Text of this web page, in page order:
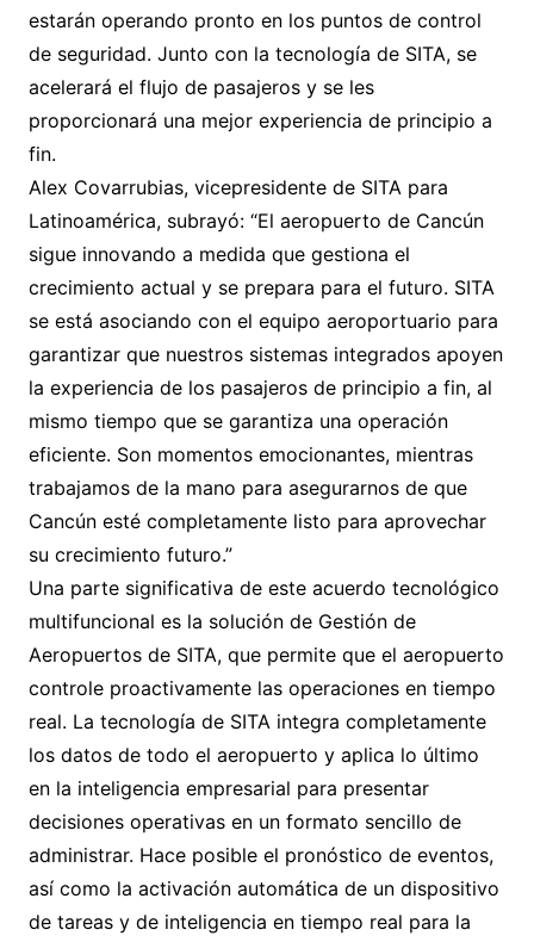
estarán operando pronto en los puntos de control
de seguridad. Junto con la tecnología de SITA, se
acelerará el flujo de pasajeros y se les
proporcionará una mejor experiencia de principio a
fin.
Alex Covarrubias, vicepresidente de SITA para
Latinoamérica, subrayó: “El aeropuerto de Cancún
sigue innovando a medida que gestiona el
crecimiento actual y se prepara para el futuro. SITA
se está asociando con el equipo aeroportuario para
garantizar que nuestros sistemas integrados apoyen
la experiencia de los pasajeros de principio a fin, al
mismo tiempo que se garantiza una operación
eficiente. Son momentos emocionantes, mientras
trabajamos de la mano para asegurarnos de que
Cancún esté completamente listo para aprovechar
su crecimiento futuro.”
Una parte significativa de este acuerdo tecnológico
multifuncional es la solución de Gestión de
Aeropuertos de SITA, que permite que el aeropuerto
controle proactivamente las operaciones en tiempo
real. La tecnología de SITA integra completamente
los datos de todo el aeropuerto y aplica lo último
en la inteligencia empresarial para presentar
decisiones operativas en un formato sencillo de
administrar. Hace posible el pronóstico de eventos,
así como la activación automática de un dispositivo
de tareas y de inteligencia en tiempo real para la